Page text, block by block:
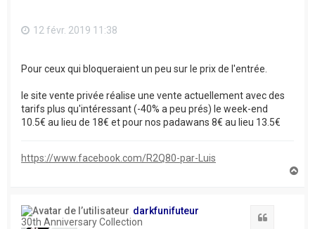
12 févr. 2019 11:38
Pour ceux qui bloqueraient un peu sur le prix de l'entrée.
le site vente privée réalise une vente actuellement avec des
tarifs plus qu'intéressant (-40% a peu prés) le week-end
10.5€ au lieu de 18€ et pour nos padawans 8€ au lieu 13.5€
https://www.facebook.com/R2Q80-par-Luis
darkfunifuteur
30th Anniversary Collection